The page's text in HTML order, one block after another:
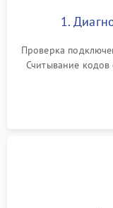
1.
Проверка
Считывание кодов
выявления